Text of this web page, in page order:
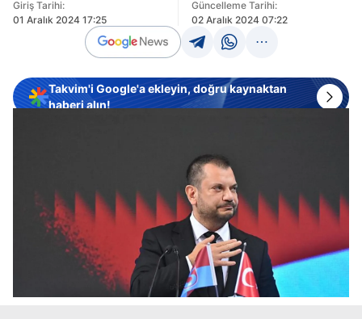
Giriş Tarihi:
01 Aralık 2024 17:25
Güncelleme Tarihi:
02 Aralık 2024 07:22
Takvim'i Google'a ekleyin, doğru kaynaktan
haberi alın!